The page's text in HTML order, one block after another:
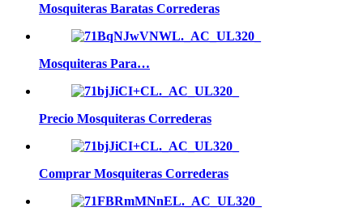
Mosquiteras Baratas Correderas
Mosquiteras Para…
Precio Mosquiteras Correderas
Comprar Mosquiteras Correderas